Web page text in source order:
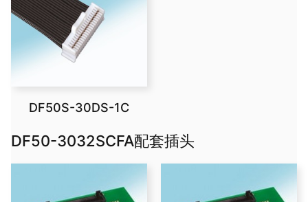
DF50S-30DS-1C
DF50-3032SCFA配套插头